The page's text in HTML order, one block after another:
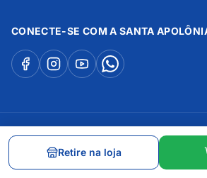
CONECTE-SE COM A SANTA
Copyright 2026 - Santa Apolônia - Avenida
- Balneário Camboriú/SC - Razão Social:
PRODUTOS HOSPITALARES LTDA EPP -
Retire na loja